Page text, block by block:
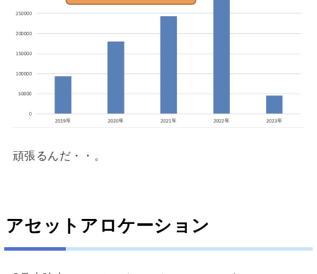
頑張るんだ・・。
アセットアロケーション